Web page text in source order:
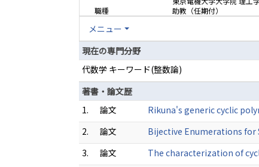
職種
助教（任期付）
メニュー
現在の専門分野
代数学 キーワード(整数論)
著書・論文歴
1.
論文
Rikuna's generic cyclic
2.
論文
Bijective Enumerations for
3.
論文
The characterization of